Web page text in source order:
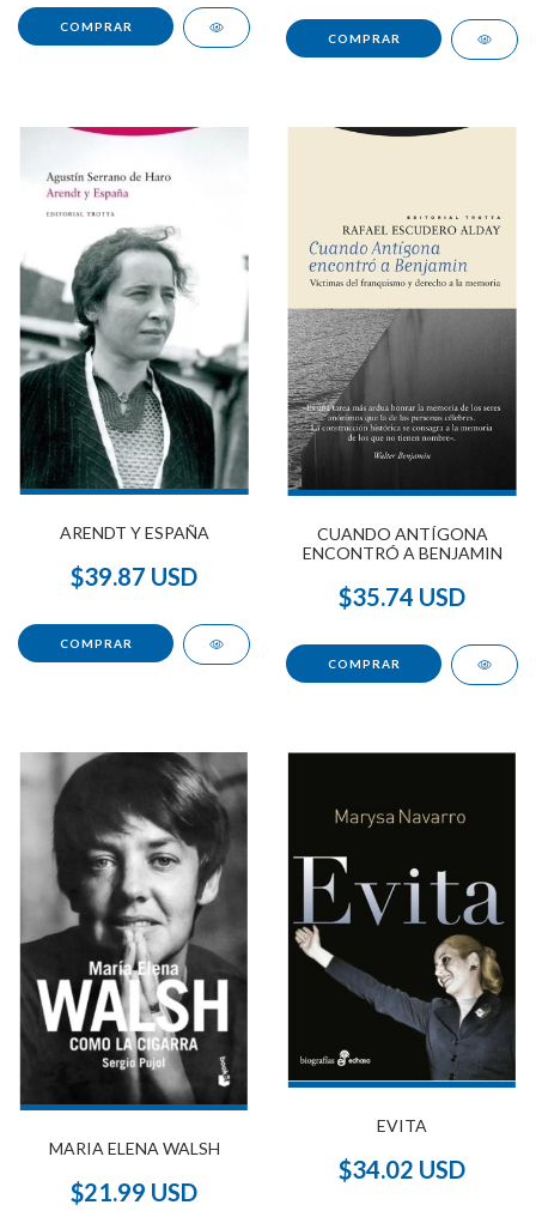
ARENDT Y ESPAÑA
$39.87 USD
CUANDO ANTÍGONA
ENCONTRÓ A BENJAMIN
$35.74 USD
MARIA ELENA WALSH
$21.99 USD
EVITA
$34.02 USD